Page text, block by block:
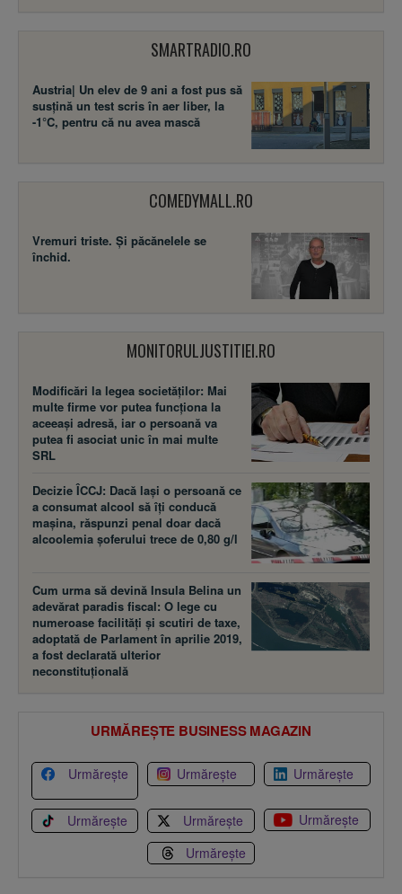
SMARTRADIO.RO
Austria| Un elev de 9 ani a fost pus să
susţină un test scris în aer liber, la
-1°C, pentru că nu avea mască
COMEDYMALL.RO
Vremuri triste. Şi păcănelele se
închid.
MONITORULJUSTITIEI.RO
Modificări la legea societăţilor: Mai
multe firme vor putea funcţiona la
aceeaşi adresă, iar o persoană va
putea fi asociat unic în mai multe
SRL
Decizie ÎCCJ: Dacă laşi o persoană ce
a consumat alcool să îţi conducă
maşina, răspunzi penal doar dacă
alcoolemia şoferului trece de 0,80 g/l
Cum urma să devină Insula Belina un
adevărat paradis fiscal: O lege cu
numeroase facilităţi şi scutiri de taxe,
adoptată de Parlament în aprilie 2019,
a fost declarată ulterior
neconstituţională
URMĂREȘTE BUSINESS MAGAZIN
Urmărește Urmărește Urmărește
Urmărește Urmărește
Urmărește
Urmărește